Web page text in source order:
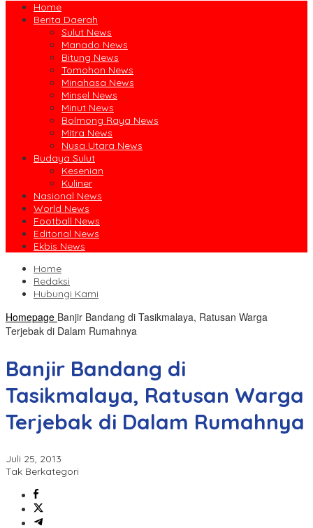
Home
Berita Daerah
Sulut News
Manado News
Bitung News
Tomohon News
Minahasa News
Minsel News
Minut News
Bolmong Raya News
Mitra News
Nusa Utara News
Budaya Sulut
Kesenian
Kuliner
Nasional News
World News
Football News
Editorial News
Ekbis News
Home
Redaksi
Hubungi Kami
Homepage Banjir Bandang di Tasikmalaya, Ratusan Warga
Terjebak di Dalam Rumahnya
Banjir Bandang di
Tasikmalaya, Ratusan Warga
Terjebak di Dalam Rumahnya
Juli 25, 2013
Tak Berkategori